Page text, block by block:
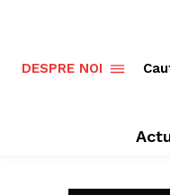
DESPRE NOI